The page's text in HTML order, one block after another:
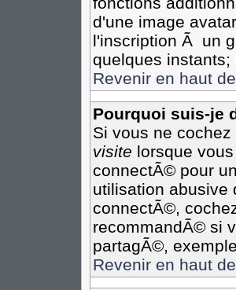
d'une image
l'inscription Ã un
quelques
Revenir en haut
Pourquoi suis-je
Si vous ne
visite lorsque
connectÃ© pour
utilisation abusive
connectÃ©,
recommandÃ© si
partagÃ©,
Revenir en haut